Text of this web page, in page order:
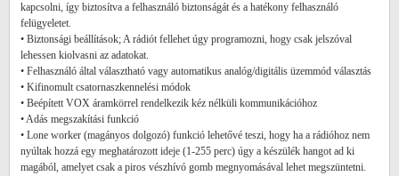
kapcsolni, így biztosítva a felhasználó biztonságát és a hatékony felhasználó
felügyeletet.
• Biztonsági beállítások; A rádiót fellehet úgy programozni, hogy csak jelszóval
lehessen kiolvasni az adatokat.
• Felhasználó által választható vagy automatikus analóg/digitális üzemmód választás
• Kifinomult csatornaszkennelési módok
• Beépített VOX áramkörrel rendelkezik kéz nélküli kommunikációhoz
• Adás megszakítási funkció
• Lone worker (magányos dolgozó) funkció lehetővé teszi, hogy ha a rádióhoz nem
nyúltak hozzá egy meghatározott ideje (1-255 perc) úgy a készülék hangot ad ki
magából, amelyet csak a piros vészhívó gomb megnyomásával lehet megszüntetni.